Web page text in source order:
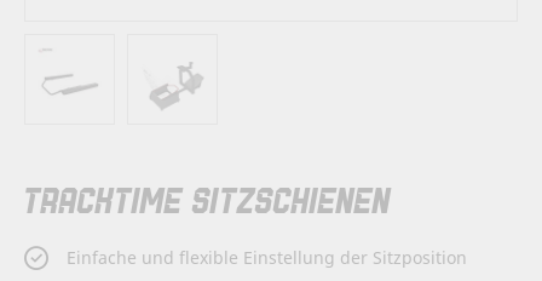
TRACKTIME SITZSCHIENEN
Einfache und flexible Einstellung der Sitzposition
Anfang
der
Bildergalerie
springen